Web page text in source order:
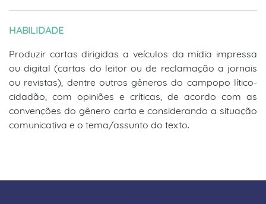
HABILIDADE
Produzir cartas dirigidas a veículos da mídia impressa
ou digital (cartas do leitor ou de reclamação a jornais
ou revistas), dentre outros gêneros do campopo lítico-
cidadão, com opiniões e críticas, de acordo com as
convenções do gênero carta e considerando a situação
comunicativa e o tema/assunto do texto.